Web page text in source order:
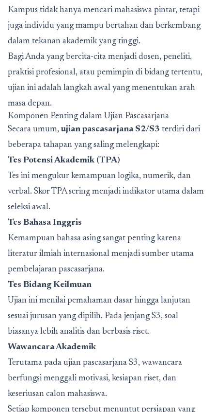
Kampus tidak hanya mencari mahasiswa pintar, tetapi
juga individu yang mampu bertahan dan berkembang
dalam tekanan akademik yang tinggi.
Bagi Anda yang bercita-cita menjadi dosen, peneliti,
praktisi profesional, atau pemimpin di bidang tertentu,
ujian ini adalah langkah awal yang menentukan arah
masa depan.
Komponen Penting dalam Ujian Pascasarjana
Secara umum, ujian pascasarjana S2/S3 terdiri dari
beberapa tahapan yang saling melengkapi:
Tes Potensi Akademik (TPA)
Tes ini mengukur kemampuan logika, numerik, dan
verbal. Skor TPA sering menjadi indikator utama dalam
seleksi awal.
Tes Bahasa Inggris
Kemampuan bahasa asing sangat penting karena
literatur ilmiah internasional menjadi sumber utama
pembelajaran pascasarjana.
Tes Bidang Keilmuan
Ujian ini menilai pemahaman dasar hingga lanjutan
sesuai jurusan yang dipilih. Pada jenjang S3, soal
biasanya lebih analitis dan berbasis riset.
Wawancara Akademik
Terutama pada ujian pascasarjana S3, wawancara
berfungsi menggali motivasi, kesiapan riset, dan
keseriusan calon mahasiswa.
Setiap komponen tersebut menuntut persiapan yang